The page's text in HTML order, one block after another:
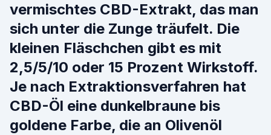
vermischtes CBD-Extrakt, das man
sich unter die Zunge träufelt. Die
kleinen Fläschchen gibt es mit
2,5/5/10 oder 15 Prozent Wirkstoff.
Je nach Extraktionsverfahren hat
CBD-Öl eine dunkelbraune bis
goldene Farbe, die an Olivenöl